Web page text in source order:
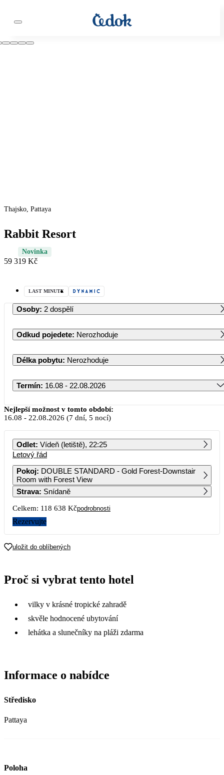
Thajsko, Pattaya
Rabbit Resort
Novinka
59 319 Kč
LAST MINUTE
Osoby: 2 dospělí
Odkud pojedete: Nerozhoduje
Délka pobytu: Nerozhoduje
Termín: 16.08 - 22.08.2026
Srpen 2026
PO ÚT ST ČT PÁ SO NE
3 4 5 6 7 8 9
10 11 12
17
39 699
18
44 769
19 20 21 22 23
Nejlepší možnost v tomto období:
16.08 - 22.08.2026 (7 dní, 5 nocí)
Odlet: Vídeň (letiště), 22:25
Letový řád
Pokoj: DOUBLE STANDARD - Gold Forest-Downstair
Room with Forest View
Strava: Snídaně
Celkem: 118 638 Kčpodrobnosti
Rezervujte
uložit do oblíbených
Proč si vybrat tento hotel
vilky v krásné tropické zahradě
skvěle hodnocené ubytování
lehátka a slunečníky na pláži zdarma
Informace o nabídce
Středisko
Pattaya
Poloha